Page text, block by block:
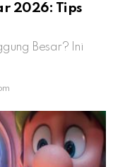
2026: Tips
Besar? Ini